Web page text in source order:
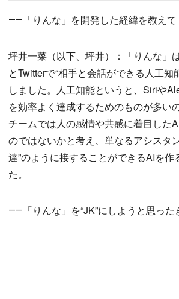
――「りんな」を開発した経緯を教えて
坪井一菜（以下、坪井）：「りんな」
とTwitterで“相手と会話ができる人工知
しました。人工知能というと、Siriや
を効率よく達成するためのものが多い
チームでは人の感情や共感に着目した
のではないかと考え、単なるアシスタ
達”のように接することができるAIを作
た。
――「りんな」を“JK”にしようと思った